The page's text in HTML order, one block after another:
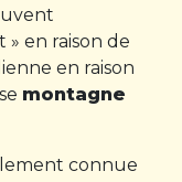
» en raison de
en raison
montagne
connue